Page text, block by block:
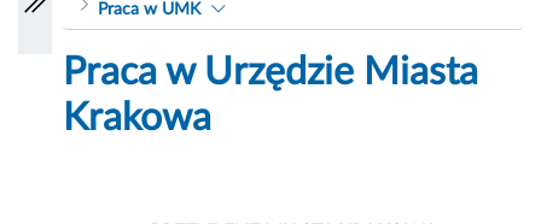
Praca w UMK
Praca w Urzędzie Miasta
Krakowa